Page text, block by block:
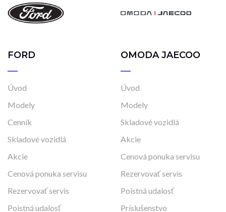
FORD
Úvod
Modely
Cenník
Skladové vozidlá
Akcie
Cenová ponuka servisu
Rezervovať servis
Poistná udalosť
OMODA JAECOO
Úvod
Modely
Skladové vozidlá
Akcie
Cenová ponuka servisu
Rezervovať servis
Poistná udalosť
Príslušenstvo